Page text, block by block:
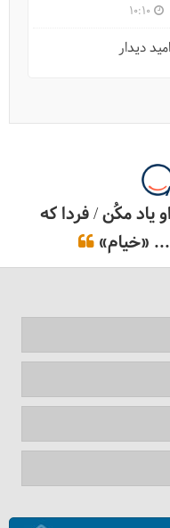
10:10
دیدار
مکُن / فردا که
«خیام»